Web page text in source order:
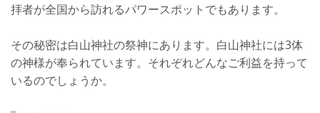
拝者が全国から訪れるパワースポットでもあります。
その秘密は白山神社の祭神にあります。白山神社には3体
の神様が奉られています。それぞれどんなご利益を持って
いるのでしょうか。